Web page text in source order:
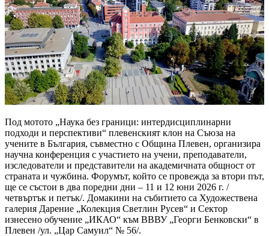
Под мотото „Наука без граници: интердисциплинарни
подходи и перспективи“ плевенският клон на Съюза на
учените в България, съвместно с Община Плевен, организира
научна конференция с участието на учени, преподаватели,
изследователи и представители на академичната общност от
страната и чужбина. Форумът, който се провежда за втори път,
ще се състои в два поредни дни – 11 и 12 юни 2026 г. /
четвъртък и петък/. Домакини на събитието са Художествена
галерия Дарение „Колекция Светлин Русев“ и Сектор
изнесено обучение „ИКАО“ към ВВВУ „Георги Бенковски“ в
Плевен /ул. „Цар Самуил“ № 56/.